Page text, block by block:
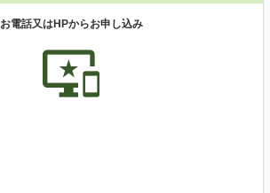
お電話又はHPからお申し込み
important_devices